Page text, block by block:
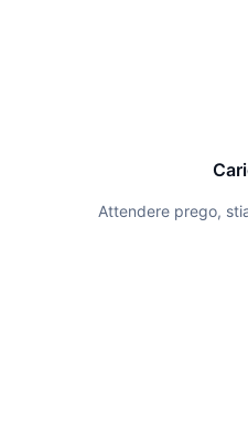
Attendere prego,